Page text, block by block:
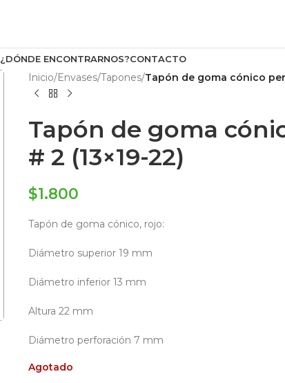
¿DÓNDE ENCONTRARNOS?CONTACTO
Inicio/Envases/Tapones/Tapón de goma cónico
Tapón de goma
# 2 (13×19-22)
$1.800
Tapón de goma cónico, rojo:
Diámetro superior 19 mm
Diámetro inferior 13 mm
Altura 22 mm
Diámetro perforación 7 mm
Agotado